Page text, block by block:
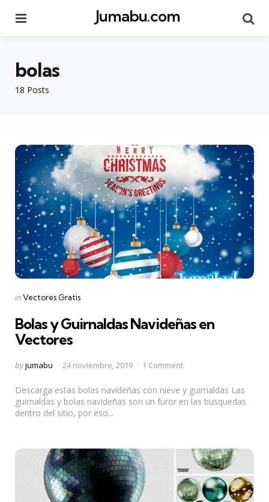
Jumabu.com
18 Posts
bolas
Categories
Posted
inVectores Gratis
Bolas y Guirnaldas Navideñas en
Vectores
Posted
byjumabu 24 noviembre, 2019 1 Comment
Descarga estas bolas navideñas con nieve y guirnaldas Las
guirnaldas y bolas navideñas son un furor en las busquedas
dentro del sitio, por eso...